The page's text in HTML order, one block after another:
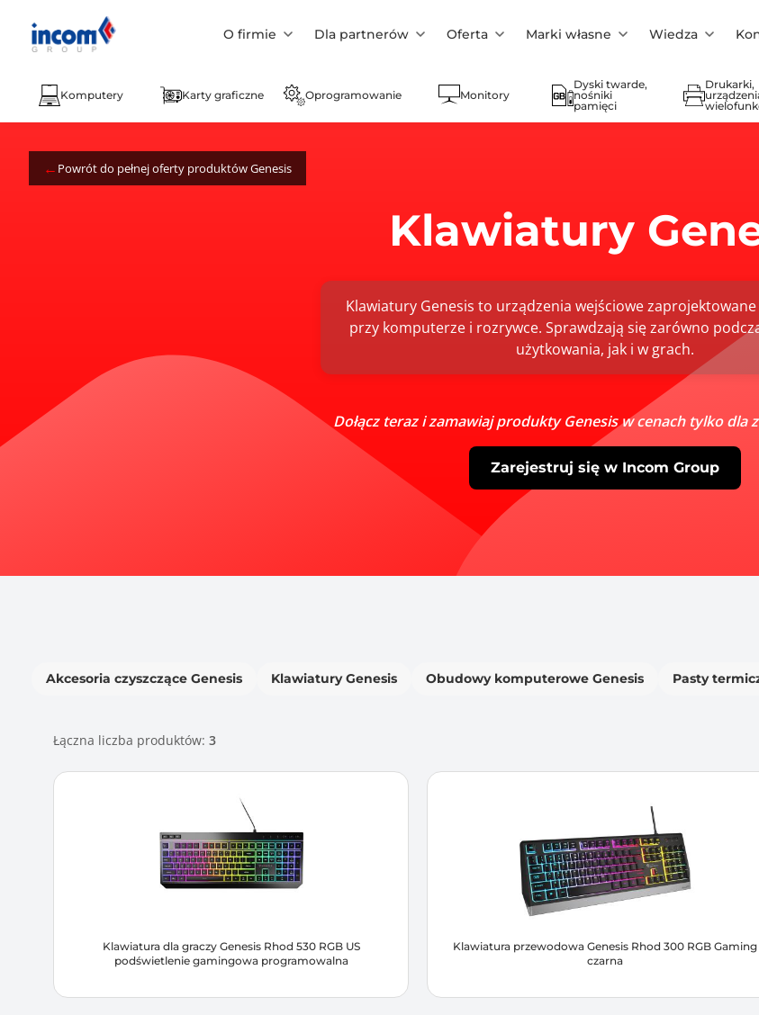
O firmie Dla partnerów Oferta Marki własne Wiedza
Komputery Karty graficzne Oprogramowanie Monitory
Dyski twarde,
nośniki
pamięci
Drukarki,
Powrót do pełnej oferty produktów Genesis
Klawiatury
Klawiatury Genesis to urządzenia wejściowe
przy komputerze i rozrywce. Sprawdzają się zarówno
użytkowania, jak i w grach.
Dołącz teraz i zamawiaj produkty Genesis w cenach tylko dla
Zarejestruj się w Incom Group
Akcesoria czyszczące Genesis Klawiatury Genesis Obudowy komputerowe Genesis Pasty
Łączna liczba produktów: 3
Klawiatura dla graczy Genesis Rhod 530 RGB US
podświetlenie gamingowa programowalna
Klawiatura przewodowa Genesis Rhod 300 RGB Gaming
czarna